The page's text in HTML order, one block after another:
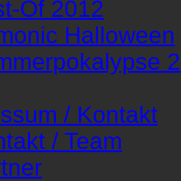
Of 2012
Halloween
/ Kontakt
/ Team